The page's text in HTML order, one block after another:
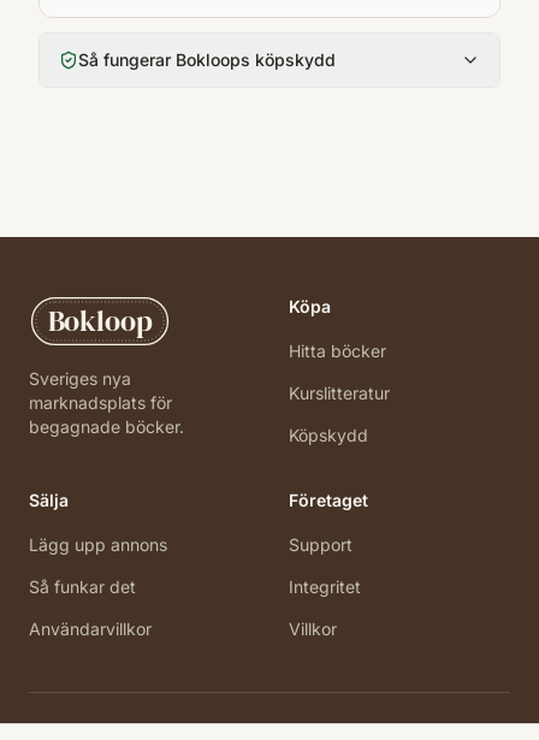
Så fungerar Bokloops köpskydd
Bokloop
Sveriges nya
marknadsplats för
begagnade böcker.
Köpa
Hitta böcker
Kurslitteratur
Köpskydd
Sälja
Lägg upp annons
Så funkar det
Användarvillkor
Företaget
Support
Integritet
Villkor